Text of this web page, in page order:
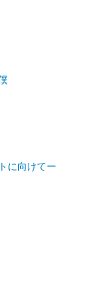
に向けてー